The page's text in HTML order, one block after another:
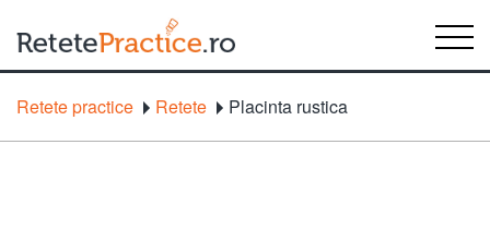
Retete practice Retete Placinta rustica